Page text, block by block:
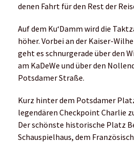
denen Fahrt für den Rest der
Auf dem Ku‘Damm wird die
höher. Vorbei an der Kaiser-
geht es schnurgerade über den
am KaDeWe und über den
Potsdamer Straße.
Kurz hinter dem Potsdamer
legendären Checkpoint Charlie
Der schönste historische Platz
Schauspielhaus, dem